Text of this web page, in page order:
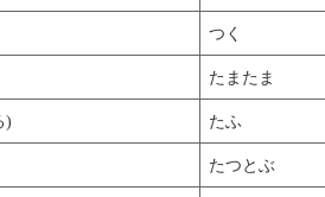
つく
たまたま
) たふ
たつとぶ